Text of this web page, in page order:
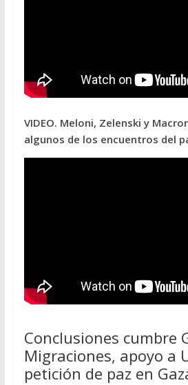
VIDEO. Meloni, Zelenski y
algunos de los encuentros del
Conclusiones cumbre
Migraciones, apoyo a
petición de paz en